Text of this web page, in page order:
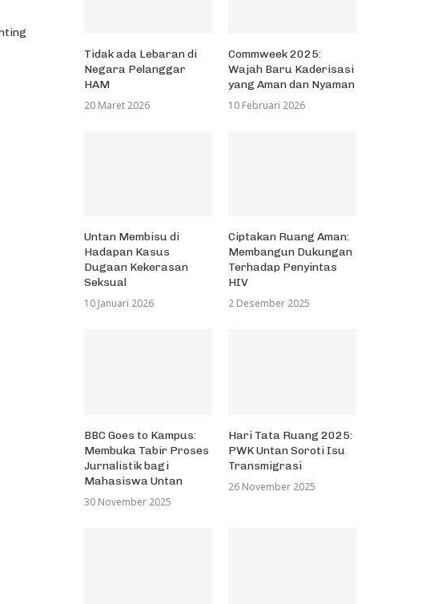
Kalangan Pemuda
8 November 2017 1 November 2017
Tidak ada Lebaran di
Negara Pelanggar
HAM
20 Maret 2026
Commweek 2025:
Wajah Baru Kaderisasi
yang Aman dan Nyaman
10 Februari 2026
Untan Membisu di
Hadapan Kasus
Dugaan Kekerasan
Seksual
10 Januari 2026
Ciptakan Ruang Aman:
Membangun Dukungan
Terhadap Penyintas
HIV
2 Desember 2025
BBC Goes to Kampus:
Membuka Tabir Proses
Jurnalistik bagi
Mahasiswa Untan
30 November 2025
Hari Tata Ruang 2025:
PWK Untan Soroti Isu
Transmigrasi
26 November 2025